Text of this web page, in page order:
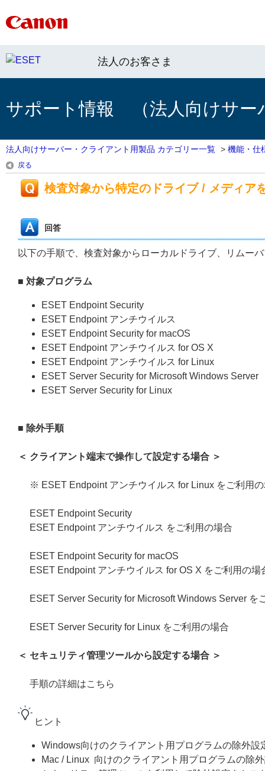
法人のお客さま
サポート情報 （法人向けサー
法人向けサーバー・クライアント用製品 カテゴリー一覧 > 機能・仕
戻る
検査対象から特定のドライブ / メディア
回答
以下の手順で、検査対象からローカルドライブ、リムー
■ 対象プログラム
ESET Endpoint Security
ESET Endpoint アンチウイルス
ESET Endpoint Security for macOS
ESET Endpoint アンチウイルス for OS X
ESET Endpoint アンチウイルス for Linux
ESET Server Security for Microsoft Windows Server
ESET Server Security for Linux
■ 除外手順
＜ クライアント端末で操作して設定する場合 ＞
※ ESET Endpoint アンチウイルス for Linux をご利用
ESET Endpoint Security
ESET Endpoint アンチウイルス をご利用の場合
ESET Endpoint Security for macOS
ESET Endpoint アンチウイルス for OS X をご利用の場
ESET Server Security for Microsoft Windows Server を
ESET Server Security for Linux をご利用の場合
＜ セキュリティ管理ツールから設定する場合 ＞
手順の詳細はこちら
ヒント
Windows向けのクライアント用プログラムの除外設
Mac / Linux 向けのクライアント用プログラムの除